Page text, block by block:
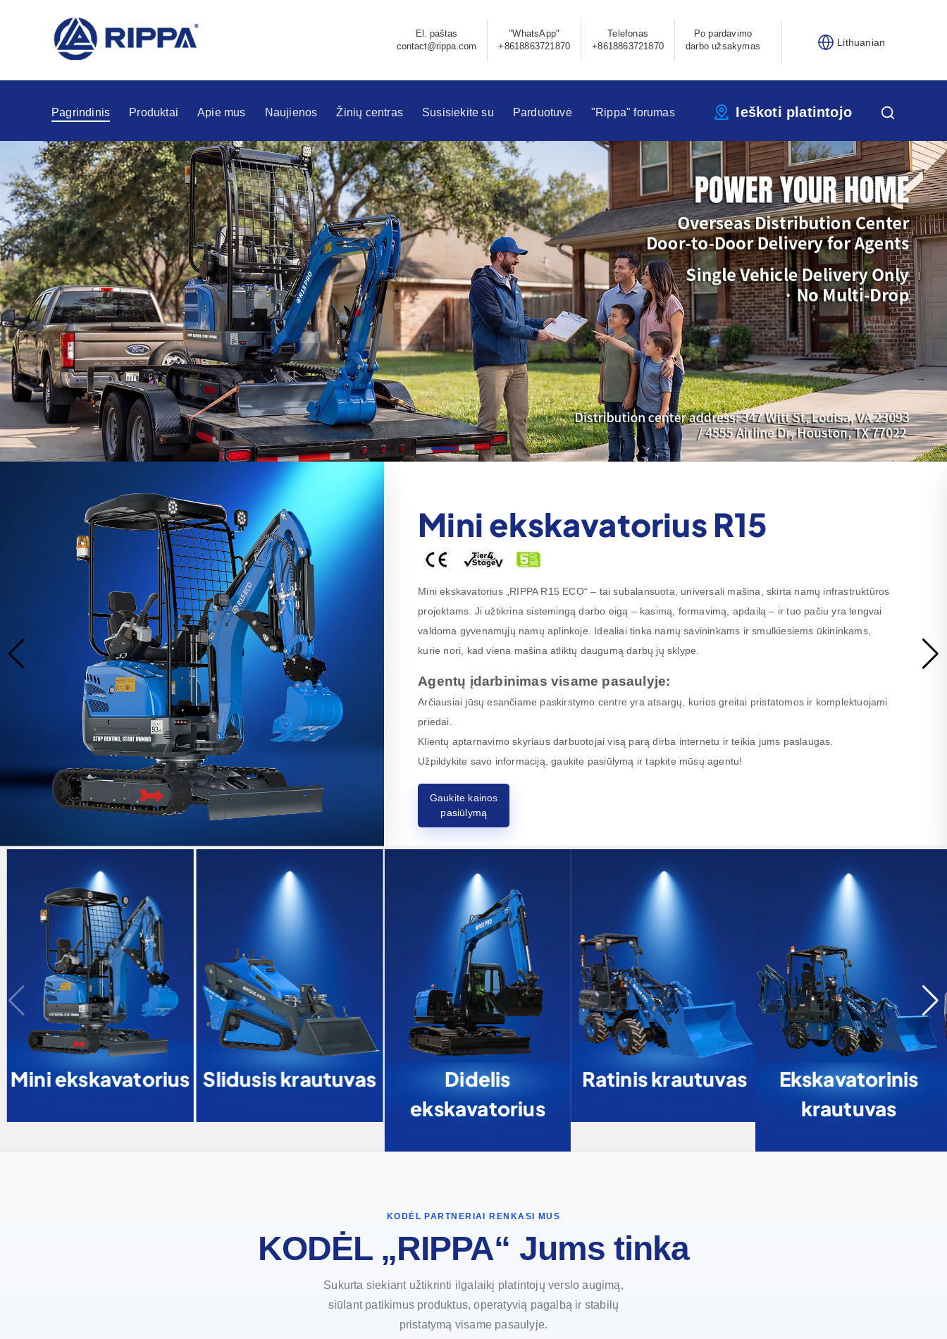
El. paštas
contact@rippa.com
"WhatsApp"
+8618863721870
Telefonas
+8618863721870
Po pardavimo
darbo užsakymas
Lithuanian
Pagrindinis Produktai Apie mus Naujienos Žinių centras Susisiekite su Parduotuvė "Rippa" forumas Ieškoti platintojo
Mini ekskavatorius R15
Mini ekskavatorius „RIPPA R15 ECO“ – tai subalansuota, universali mašina, skirta namų infrastruktūros
projektams. Ji užtikrina sistemingą darbo eigą – kasimą, formavimą, apdailą – ir tuo pačiu yra lengvai
valdoma gyvenamųjų namų aplinkoje. Idealiai tinka namų savininkams ir smulkiesiems ūkininkams,
kurie nori, kad viena mašina atliktų daugumą darbų jų sklype.
Agentų įdarbinimas visame pasaulyje:
Arčiausiai jūsų esančiame paskirstymo centre yra atsargų, kurios greitai pristatomos ir komplektuojami
priedai.
Klientų aptarnavimo skyriaus darbuotojai visą parą dirba internetu ir teikia jums paslaugas.
Užpildykite savo informaciją, gaukite pasiūlymą ir tapkite mūsų agentu!
Gaukite kainos
pasiūlymą
Mini ekskavatorius Slidusis krautuvas
Didelis
ekskavatorius
Ratinis krautuvas
Ekskavatorinis
krautuvas
KODĖL PARTNERIAI RENKASI MUS
KODĖL „RIPPA“ Jums tinka
Sukurta siekiant užtikrinti ilgalaikį platintojų verslo augimą,
siūlant patikimus produktus, operatyvią pagalbą ir stabilų
pristatymą visame pasaulyje.